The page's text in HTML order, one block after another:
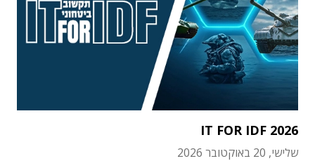
IT FOR IDF 2026
שלישי, 20 באוקטובר 2026